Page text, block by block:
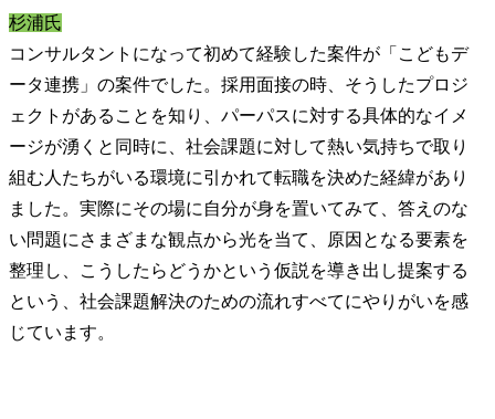
杉浦氏
コンサルタントになって初めて経験した案件が「こどもデ
ータ連携」の案件でした。採用面接の時、そうしたプロジ
ェクトがあることを知り、パーパスに対する具体的なイメ
ージが湧くと同時に、社会課題に対して熱い気持ちで取り
組む人たちがいる環境に引かれて転職を決めた経緯があり
ました。実際にその場に自分が身を置いてみて、答えのな
い問題にさまざまな観点から光を当て、原因となる要素を
整理し、こうしたらどうかという仮説を導き出し提案する
という、社会課題解決のための流れすべてにやりがいを感
じています。